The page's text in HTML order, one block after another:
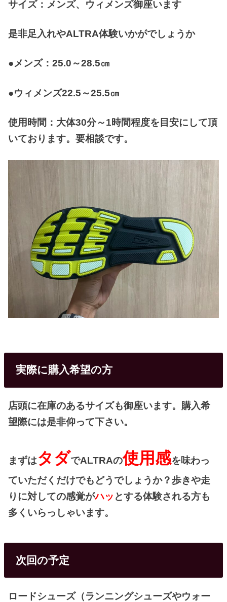
サイズ：メンズ、ウィメンズ御座います
是非足入れやALTRA体験いかがでしょうか
●メンズ：25.0～28.5㎝
●ウィメンズ22.5～25.5㎝
使用時間：大体30分～1時間程度を目安にして頂
いております。要相談です。
実際に購入希望の方
店頭に在庫のあるサイズも御座います。購入希
望際には是非仰って下さい。
まずはタダでALTRAの使用感を味わっ
ていただくだけでもどうでしょうか？歩きや走
りに対しての感覚がハッ とする体験される方も
多くいらっしゃいます。
次回の予定
ロードシューズ（ランニングシューズやウォー